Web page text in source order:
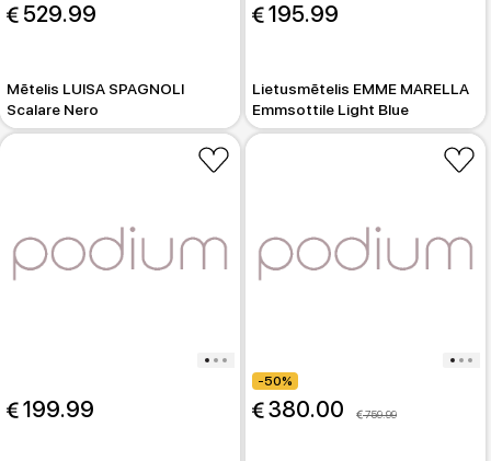
529.99
Mētelis LUISA SPAGNOLI
Scalare Nero
195.99
Lietusmētelis EMME MARELLA
Emmsottile Light Blue
199.99
-50%
380.00 759.99